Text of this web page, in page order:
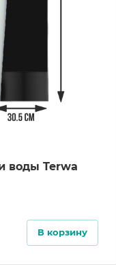
воды Terwa
В корзину